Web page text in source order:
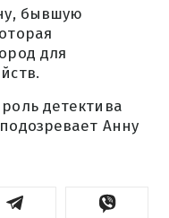
бывшую
для
детектива
Анну